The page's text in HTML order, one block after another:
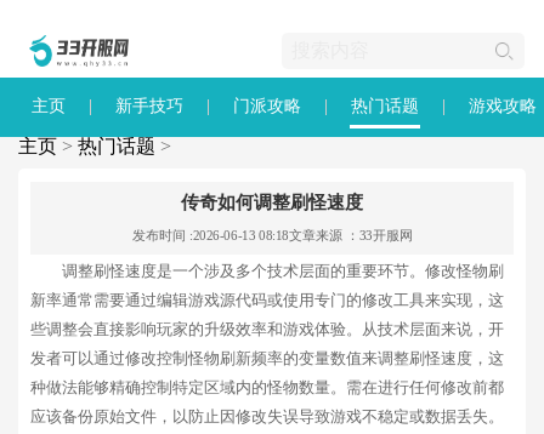
主页 新手技巧 门派攻略 热门话题 游戏攻略
主页 > 热门话题 >
传奇如何调整刷怪速度
发布时间 :2026-06-13 08:18文章来源 ：33开服网
调整刷怪速度是一个涉及多个技术层面的重要环节。修改怪物刷
新率通常需要通过编辑游戏源代码或使用专门的修改工具来实现，这
些调整会直接影响玩家的升级效率和游戏体验。从技术层面来说，开
发者可以通过修改控制怪物刷新频率的变量数值来调整刷怪速度，这
种做法能够精确控制特定区域内的怪物数量。需在进行任何修改前都
应该备份原始文件，以防止因修改失误导致游戏不稳定或数据丢失。